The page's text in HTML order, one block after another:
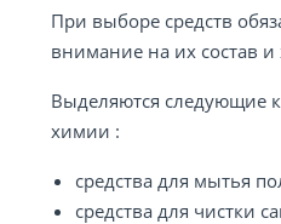
При выборе средств
внимание на их состав и
Выделяются следующие
химии :
средства для мытья
средства для чистки